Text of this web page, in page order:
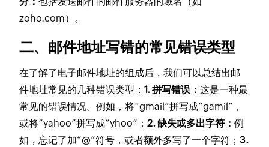
zoho.com）。
二、邮件地址写错的常见错误类型
在了解了电子邮件地址的组成后，我们可以总结出邮
件地址常见的几种错误类型：1. 拼写错误：这是一种最
常见的错误情况。例如，将“gmail”拼写成“gamil”，
或将“yahoo”拼写成“yhoo”；2. 缺失或多出字符：例
如，忘记了加“@”符号，或者额外多写了一个字符；3.